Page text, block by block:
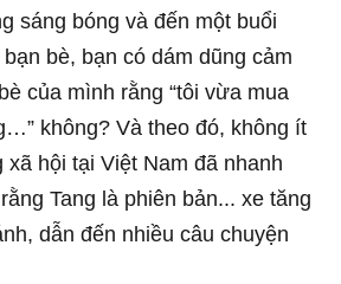
sáng bóng và đến một buổi
bè, bạn có dám dũng cảm
của mình rằng “tôi vừa mua
không? Và theo đó, không ít
hội tại Việt Nam đã nhanh
Tang là phiên bản... xe tăng
dẫn đến nhiều câu chuyện